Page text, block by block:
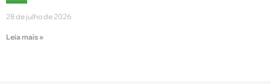
28 de julho de 2026
Leia mais »